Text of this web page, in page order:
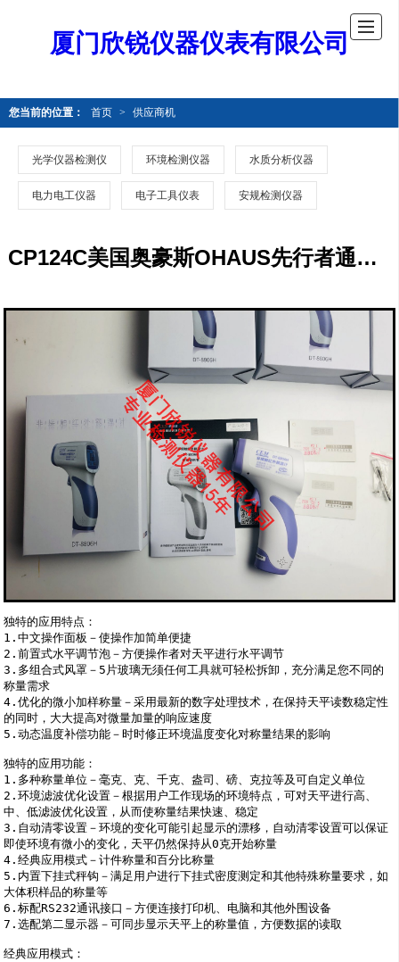
厦门欣锐仪器仪表有限公司
您当前的位置： 首页 > 供应商机
光学仪器检测仪 环境检测仪器 水质分析仪器
电力电工仪器 电子工具仪表 安规检测仪器
CP124C美国奥豪斯OHAUS先行者通用型天平CP124C
独特的应用特点：
1.中文操作面板－使操作加简单便捷
2.前置式水平调节泡－方便操作者对天平进行水平调节
3.多组合式风罩－5片玻璃无须任何工具就可轻松拆卸，充分满足您不同的
称量需求
4.优化的微小加样称量－采用最新的数字处理技术，在保持天平读数稳定性
的同时，大大提高对微量加量的响应速度
5.动态温度补偿功能－时时修正环境温度变化对称量结果的影响
独特的应用功能：
1.多种称量单位－毫克、克、千克、盎司、磅、克拉等及可自定义单位
2.环境滤波优化设置－根据用户工作现场的环境特点，可对天平进行高、
中、低滤波优化设置，从而使称量结果快速、稳定
3.自动清零设置－环境的变化可能引起显示的漂移，自动清零设置可以保证
即使环境有微小的变化，天平仍然保持从0克开始称量
4.经典应用模式－计件称量和百分比称量
5.内置下挂式秤钩－满足用户进行下挂式密度测定和其他特殊称量要求，如
大体积样品的称量等
6.标配RS232通讯接口－方便连接打印机、电脑和其他外围设备
7.选配第二显示器－可同步显示天平上的称量值，方便数据的读取
经典应用模式：